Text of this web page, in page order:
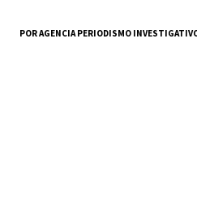
POR AGENCIA PERIODISMO